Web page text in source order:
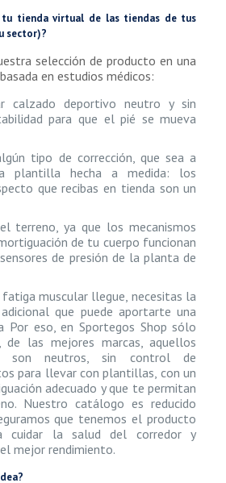
tu tienda virtual de las tiendas de tus
sector)?
selección de producto en una
en estudios médicos:
calzado deportivo neutro y sin
para que el pié se mueva
tipo de corrección, que sea a
plantilla hecha a medida: los
que recibas en tienda son un
terreno, ya que los mecanismos
de tu cuerpo funcionan
de presión de la planta de
fatiga muscular llegue, necesitas la
que puede aportarte una
Por eso, en Sportegos Shop sólo
de las mejores marcas, aquellos
son neutros, sin control de
para llevar con plantillas, con un
adecuado y que te permitan
Nuestro catálogo es reducido
que tenemos el producto
cuidar la salud del corredor y
mejor rendimiento.